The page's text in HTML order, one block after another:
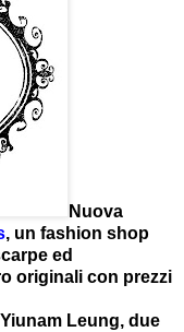
Nuova
, un fashion shop
ed
originali con prezzi
Leung, due